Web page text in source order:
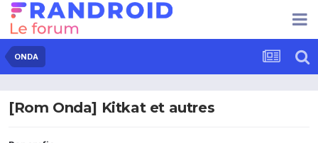
ONDA
[Rom Onda] Kitkat et autres